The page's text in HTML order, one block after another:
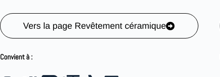
Vers la page Revêtement céramique
Convient à :